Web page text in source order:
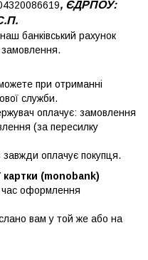
, ЄДРПОУ:
банківський рахунок
при отриманні
служби.
оплачує: замовлення
(за пересилку
завжди оплачує покупця.
(monobank)
час оформлення
вам у той же або на